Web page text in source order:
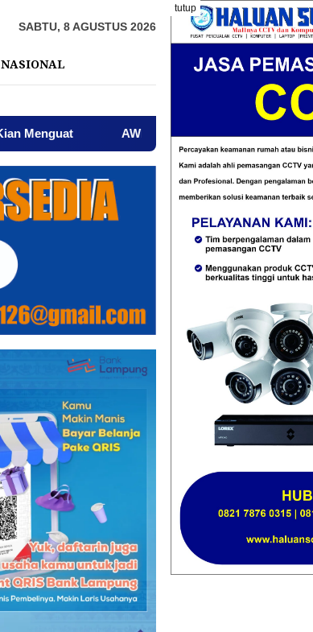
tutup
SABTU, 8 AGUSTUS 2026
NASIONAL
AWPI Serukan Perdamaian dan Kecam Provokasi di